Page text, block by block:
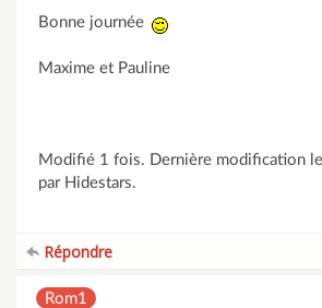
Bonne journée
Maxime et Pauline
Modifié 1 fois. Dernière modification
par Hidestars.
Répondre
Rom1